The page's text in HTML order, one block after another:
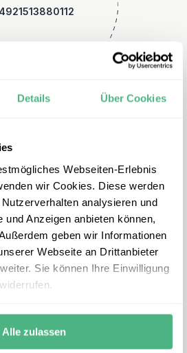
Details Über Cookies
Webseiten-Erlebnis
wir Cookies. Diese werden
analysieren und
und Anzeigen anbieten können,
geben wir Informationen
Webseite an Drittanbieter
Sie können Ihre Einwilligung
Alle zulassen
E-Mail
Montag – Freitag: